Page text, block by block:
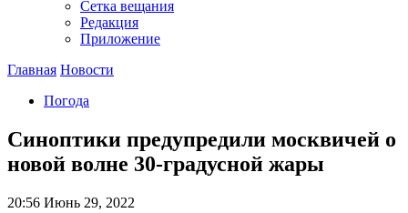
Сетка вещания
Редакция
Приложение
Главная Новости
Погода
Синоптики предупредили москвичей о
новой волне 30-градусной жары
20:56 Июнь 29, 2022